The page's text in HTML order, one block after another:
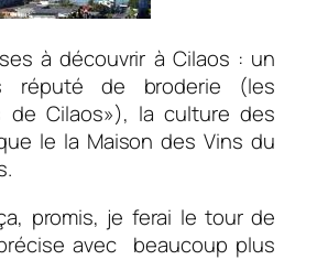
à découvrir à Cilaos : un
réputé de broderie (les
de Cilaos»), la culture des
le la Maison des Vins du
promis, je ferai le tour de
avec beaucoup plus